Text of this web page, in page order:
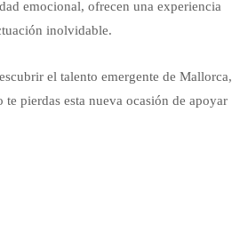
emocional, ofrecen una experiencia
inolvidable.
el talento emergente de Mallorca,
pierdas esta nueva ocasión de apoyar